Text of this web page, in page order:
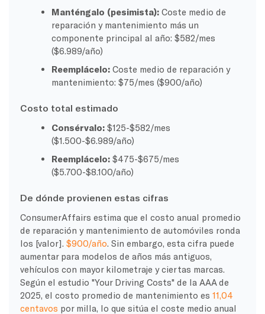
Manténgalo (pesimista): Coste medio de
reparación y mantenimiento más un
componente principal al año: $582/mes
($6.989/año)
Reemplácelo:Coste medio de reparación y
mantenimiento: $75/mes ($900/año)
Costo total estimado
Consérvalo: $125-$582/mes
($1.500-$6.989/año)
Reemplácelo: $475-$675/mes
($5.700-$8.100/año)
De dónde provienen estas cifras
ConsumerAffairs estima que el costo anual promedio
de reparación y mantenimiento de automóviles ronda
los [valor]. $900/año. Sin embargo, esta cifra puede
aumentar para modelos de años más antiguos,
vehículos con mayor kilometraje y ciertas marcas.
Según el estudio "Your Driving Costs" de la AAA de
2025, el costo promedio de mantenimiento es 11,04
centavos por milla, lo que sitúa el coste medio anual